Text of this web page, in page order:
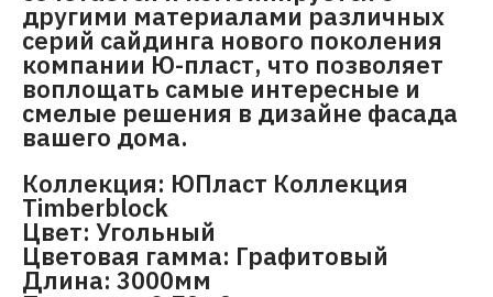
другими материалами различных
серий сайдинга нового поколения
компании Ю-пласт, что позволяет
воплощать самые интересные и
смелые решения в дизайне фасада
вашего дома.
Коллекция: ЮПласт Коллекция
Timberblock
Цвет: Угольный
Цветовая гамма: Графитовый
Длина: 3000мм